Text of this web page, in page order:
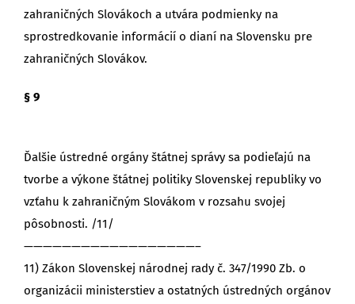
zahraničných Slovákoch a utvára podmienky na
sprostredkovanie informácií o dianí na Slovensku pre
zahraničných Slovákov.
§ 9
Ďalšie ústredné orgány štátnej správy sa podieľajú na
tvorbe a výkone štátnej politiky Slovenskej republiky vo
vzťahu k zahraničným Slovákom v rozsahu svojej
pôsobnosti. /11/
——————————————————–
11) Zákon Slovenskej národnej rady č. 347/1990 Zb. o
organizácii ministerstiev a ostatných ústredných orgánov